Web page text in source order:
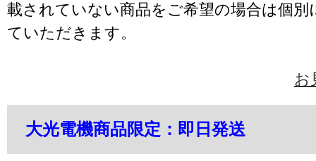
載されていない商品をご希望の場合は個別
ていただきます。
お
大光電機商品限定：即日発送